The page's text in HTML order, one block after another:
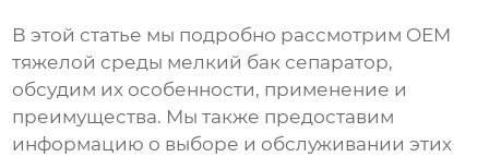
В этой статье мы подробно рассмотрим OEM
тяжелой среды мелкий бак сепаратор,
обсудим их особенности, применение и
преимущества. Мы также предоставим
информацию о выборе и обслуживании этих